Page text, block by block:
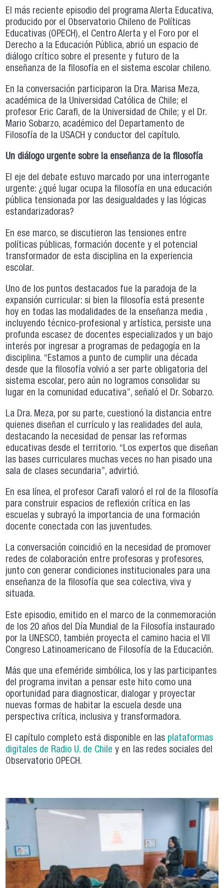
El más reciente episodio del programa Alerta Educativa,
producido por el Observatorio Chileno de Políticas
Educativas (OPECH), el Centro Alerta y el Foro por el
Derecho a la Educación Pública, abrió un espacio de
diálogo crítico sobre el presente y futuro de la
enseñanza de la filosofía en el sistema escolar chileno.
En la conversación participaron la Dra. Marisa Meza,
académica de la Universidad Católica de Chile; el
profesor Eric Carafi, de la Universidad de Chile; y el Dr.
Mario Sobarzo, académico del Departamento de
Filosofía de la USACH y conductor del capítulo.
Un diálogo urgente sobre la enseñanza de la filosofía
El eje del debate estuvo marcado por una interrogante
urgente: ¿qué lugar ocupa la filosofía en una educación
pública tensionada por las desigualdades y las lógicas
estandarizadoras?
En ese marco, se discutieron las tensiones entre
políticas públicas, formación docente y el potencial
transformador de esta disciplina en la experiencia
escolar.
Uno de los puntos destacados fue la paradoja de la
expansión curricular: si bien la filosofía está presente
hoy en todas las modalidades de la enseñanza media ,
incluyendo técnico-profesional y artística, persiste una
profunda escasez de docentes especializados y un bajo
interés por ingresar a programas de pedagogía en la
disciplina. “Estamos a punto de cumplir una década
desde que la filosofía volvió a ser parte obligatoria del
sistema escolar, pero aún no logramos consolidar su
lugar en la comunidad educativa”, señaló el Dr. Sobarzo.
La Dra. Meza, por su parte, cuestionó la distancia entre
quienes diseñan el currículo y las realidades del aula,
destacando la necesidad de pensar las reformas
educativas desde el territorio. “Los expertos que diseñan
las bases curriculares muchas veces no han pisado una
sala de clases secundaria”, advirtió.
En esa línea, el profesor Carafi valoró el rol de la filosofía
para construir espacios de reflexión crítica en las
escuelas y subrayó la importancia de una formación
docente conectada con las juventudes.
La conversación coincidió en la necesidad de promover
redes de colaboración entre profesoras y profesores,
junto con generar condiciones institucionales para una
enseñanza de la filosofía que sea colectiva, viva y
situada.
Este episodio, emitido en el marco de la conmemoración
de los 20 años del Día Mundial de la Filosofía instaurado
por la UNESCO, también proyecta el camino hacia el VII
Congreso Latinoamericano de Filosofía de la Educación.
Más que una efeméride simbólica, los y las participantes
del programa invitan a pensar este hito como una
oportunidad para diagnosticar, dialogar y proyectar
nuevas formas de habitar la escuela desde una
perspectiva crítica, inclusiva y transformadora.
El capítulo completo está disponible en las plataformas
digitales de Radio U. de Chile y en las redes sociales del
Observatorio OPECH.